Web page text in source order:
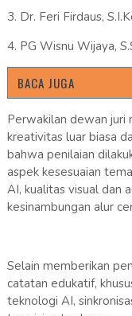
3. Dr. Feri Firdaus,
4. PG Wisnu Wijaya,
BACA JUGA
Perwakilan dewan juri
kreativitas luar biasa
bahwa penilaian
aspek kesesuaian
AI, kualitas visual dan
kesinambungan alur
Selain memberikan
catatan edukatif,
teknologi AI,